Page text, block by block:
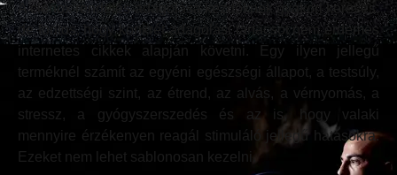
A clenox rendelés adagolása kezdőknek gyakori keresés,
de fontos, hogy konkrét adagolási tanácsot nem érdemes
internetes cikkek alapján követni. Egy ilyen jellegű
terméknél számít az egyéni egészségi állapot, a testsúly,
az edzettségi szint, az étrend, az alvás, a vérnyomás, a
stressz, a gyógyszerszedés és az is, hogy valaki
mennyire érzékenyen reagál stimuláló jellegű hatásokra.
Ezeket nem lehet sablonosan kezelni.